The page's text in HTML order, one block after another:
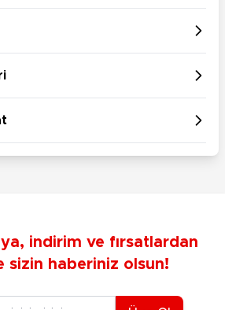
indirim ve fırsatlardan
sizin haberiniz olsun!
E-posta Adresiniz